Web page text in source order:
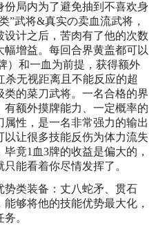
局内为了避免抽到不喜欢身
”武将&真实の卖血流武将，
计之后，苦肉有了他的次数
幅增益。每回合界黄盖都可以
）和一血为前提，获得额外
杀无视距离且不能反应的超
的菜刀武将。一名合格的界
额外摸牌能力、一定概率的
性，是一名非常强力的输出
让很多技能反伤为体力流失
竟1血3牌的收益是偏大的，
能看着你尽情发挥了。
势类装备：丈八蛇矛、贯石
够将他的技能优势最大化，
。